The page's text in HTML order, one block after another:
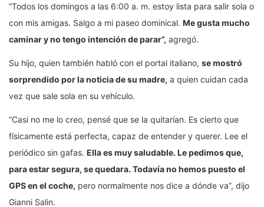
“Todos los domingos a las 6:00 a. m. estoy lista para salir sola o
con mis amigas. Salgo a mi paseo dominical. Me gusta mucho
caminar y no tengo intención de parar”, agregó.
Su hijo, quien también habló con el portal italiano, se mostró
sorprendido por la noticia de su madre, a quien cuidan cada
vez que sale sola en su vehículo.
“Casi no me lo creo, pensé que se la quitarían. Es cierto que
físicamente está perfecta, capaz de entender y querer. Lee el
periódico sin gafas. Ella es muy saludable. Le pedimos que,
para estar segura, se quedara. Todavía no hemos puesto el
GPS en el coche, pero normalmente nos dice a dónde va”, dijo
Gianni Salin.